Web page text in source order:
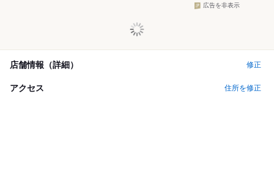
広告を非表示
店舗情報（詳細） 修正
アクセス 住所を修正